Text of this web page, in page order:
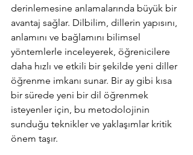
derinlemesine anlamalarında büyük bir
avantaj sağlar. Dilbilim, dillerin yapısını,
anlamını ve bağlamını bilimsel
yöntemlerle inceleyerek, öğrenicilere
daha hızlı ve etkili bir şekilde yeni diller
öğrenme imkanı sunar. Bir ay gibi kısa
bir sürede yeni bir dil öğrenmek
isteyenler için, bu metodolojinin
sunduğu teknikler ve yaklaşımlar kritik
önem taşır.